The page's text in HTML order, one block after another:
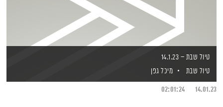
טיול שבת – 14.1.23
טיול שבת
מיכל גפן
14.01.23
02:01:24